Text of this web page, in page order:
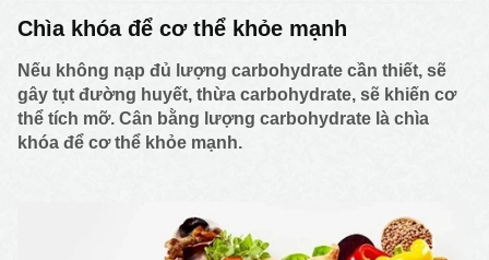
Chìa khóa để cơ thể khỏe mạnh
Nếu không nạp đủ lượng carbohydrate cần thiết, sẽ
gây tụt đường huyết, thừa carbohydrate, sẽ khiến cơ
thể tích mỡ. Cân bằng lượng carbohydrate là chìa
khóa để cơ thể khỏe mạnh.